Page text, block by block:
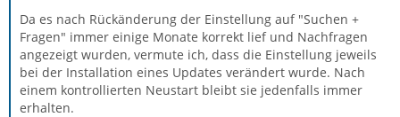
Da es nach Rückänderung der Einstellung auf "Suchen +
Fragen" immer einige Monate korrekt lief und Nachfragen
angezeigt wurden, vermute ich, dass die Einstellung jeweils
bei der Installation eines Updates verändert wurde. Nach
einem kontrollierten Neustart bleibt sie jedenfalls immer
erhalten.